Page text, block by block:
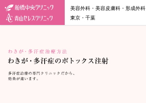
美容外科・美容皮膚科・形成外科
東京・千葉